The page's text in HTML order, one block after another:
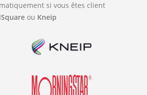
si vous êtes client
ou Kneip